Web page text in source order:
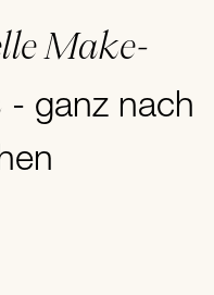
Make-
- ganz nach